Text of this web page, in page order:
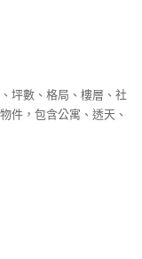
坪數、格局、樓層、社
件，包含公寓、透天、